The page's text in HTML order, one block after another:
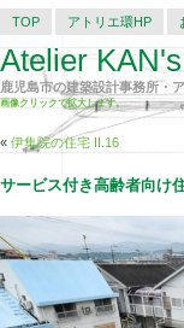
TOP アトリエ環HP
Atelier
鹿児島市の建築設計事務所・
画像クリックで拡大します。
« 伊集院の住宅 II.16
サービス付き高齢者向け